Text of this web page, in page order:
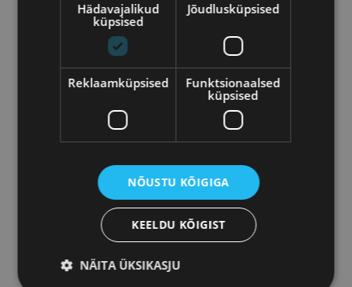
Oih!
Tundub, et siin ei läinud mitte midagi kasvama.
Tagasi avalehele
ANDMETE LAADIMINE...
Hädavajalikud
küpsised
Jõudlusküpsised
Reklaamküpsised
Funktsionaalsed
küpsised
NÕUSTU KÕIGIGA
KEELDU KÕIGIST
NÄITA ÜKSIKASJU